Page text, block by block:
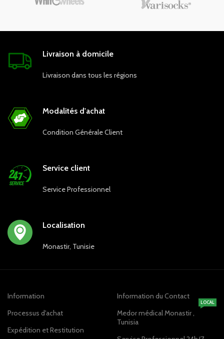
Livraison à domicile
Livraison dans tous les régions
Modalités d'achat
Condition Générale Client
Service client
Service Professionnel
Localisation
Monastir, Tunisie
Information
Processus d'achat
Expédition et Restitution
Information du Contact
Medor médical Monastir ,
Tunisia
LOCAL